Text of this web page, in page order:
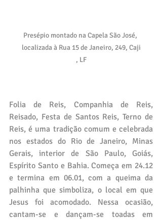
Presépio montado na Capela São José,
localizada à Rua 15 de Janeiro, 249, Caji
, LF
Folia de Reis, Companhia de Reis,
Reisado, Festa de Santos Reis, Terno de
Reis, é uma tradição comum e celebrada
nos estados do Rio de Janeiro, Minas
Gerais, interior de São Paulo, Goiás,
Espírito Santo e Bahia. Começa em 24.12
e termina em 06.01, com a queima da
palhinha que simboliza, o local em que
Jesus foi acomodado. Nessa ocasião,
cantam-se e dançam-se toadas em